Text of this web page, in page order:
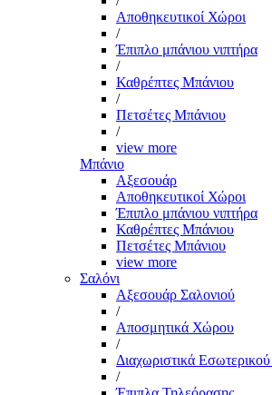
Αποθηκευτικοί Χώροι
/
Έπιπλο μπάνιου νιπτήρα
/
Καθρέπτες Μπάνιου
/
Πετσέτες Μπάνιου
/
view more
Μπάνιο
Αξεσουάρ
Αποθηκευτικοί Χώροι
Έπιπλο μπάνιου νιπτήρα
Καθρέπτες Μπάνιου
Πετσέτες Μπάνιου
view more
Σαλόνι
Αξεσουάρ Σαλονιού
/
Αποσμητικά Χώρου
/
Διαχωριστικά
/